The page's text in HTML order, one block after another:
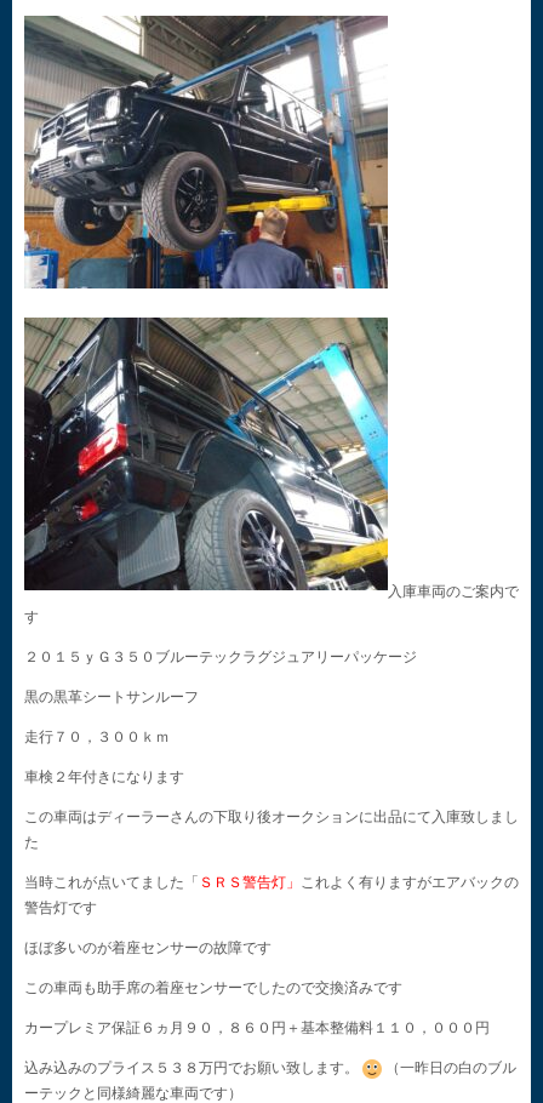
入庫車両のご案内で
す
２０１５ｙＧ３５０ブルーテックラグジュアリーパッケージ
黒の黒革シートサンルーフ
走行７０，３００ｋｍ
車検２年付きになります
この車両はディーラーさんの下取り後オークションに出品にて入庫致しまし
た
当時これが点いてました「 ＳＲＳ警告灯」 これよく有りますがエアバックの
警告灯です
ほぼ多いのが着座センサーの故障です
この車両も助手席の着座センサーでしたので交換済みです
カープレミア保証６ヵ月９０，８６０円＋基本整備料１１０，０００円
込み込みのプライス５３８万円でお願い致します。
（一昨日の白のブル
ーテックと同様綺麗な車両です）